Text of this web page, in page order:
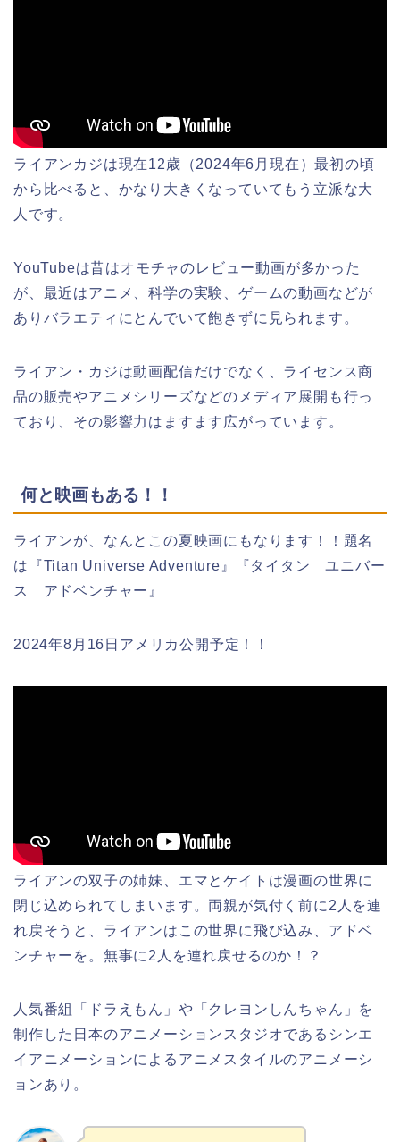
ライアンカジは現在12歳（2024年6月現在）最初の頃
から比べると、かなり大きくなっていてもう立派な大
人です。
YouTubeは昔はオモチャのレビュー動画が多かった
が、最近はアニメ、科学の実験、ゲームの動画などが
ありバラエティにとんでいて飽きずに見られます。
ライアン・カジは動画配信だけでなく、ライセンス商
品の販売やアニメシリーズなどのメディア展開も行っ
ており、その影響力はますます広がっています。
何と映画もある！！
ライアンが、なんとこの夏映画にもなります！！題名
は『Titan Universe Adventure』『タイタン ユニバー
ス アドベンチャー』
2024年8月16日アメリカ公開予定！！
ライアンの双子の姉妹、エマとケイトは漫画の世界に
閉じ込められてしまいます。両親が気付く前に2人を連
れ戻そうと、ライアンはこの世界に飛び込み、アドベ
ンチャーを。無事に2人を連れ戻せるのか！？
人気番組「ドラえもん」や「クレヨンしんちゃん」を
制作した日本のアニメーションスタジオであるシンエ
イアニメーションによるアニメスタイルのアニメーシ
ョンあり。